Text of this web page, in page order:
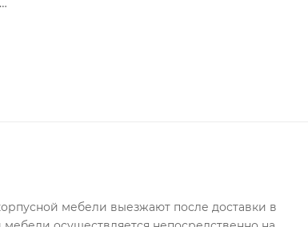
мебели выезжают после доставки в